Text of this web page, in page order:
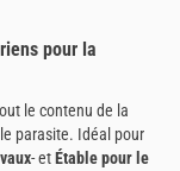
pour la
le contenu de la
parasite. Idéal pour
- etÉtable pour le